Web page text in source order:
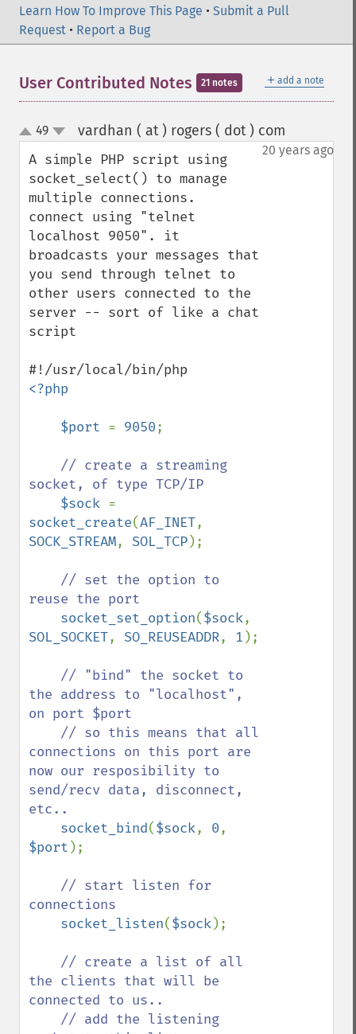
Learn How To Improve This Page • Submit a Pull
Request • Report a Bug
＋ add a note
User Contributed Notes 21 notes
up
down
49 vardhan ( at ) rogers ( dot ) com
20 years ago
A simple PHP script using
socket_select() to manage
multiple connections.
connect using "telnet
localhost 9050". it
broadcasts your messages that
you send through telnet to
other users connected to the
server -- sort of like a chat
script
<?php
    $port
= 9050;
// create a streaming
socket, of type TCP/IP
$sock
socket_create(AF_INET
SOCK_STREAM, SOL_TCP);
// set the option to
reuse the port
socket_set_option($sock
SOL_SOCKET, SO_REUSEADDR, 1 );
// "bind" the socket to
the address to "localhost",
on port $port
connections on this port are
now our resposibility to
send/recv data, disconnect,
etc..
socket_bind($sock, 0
$port );
// start listen for
connections
socket_listen($sock);
// create a list of all
the clients that will be
connected to us..